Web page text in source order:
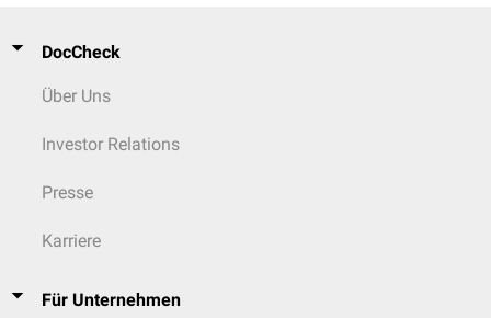
DocCheck
Über Uns
Investor Relations
Presse
Karriere
Für Unternehmen